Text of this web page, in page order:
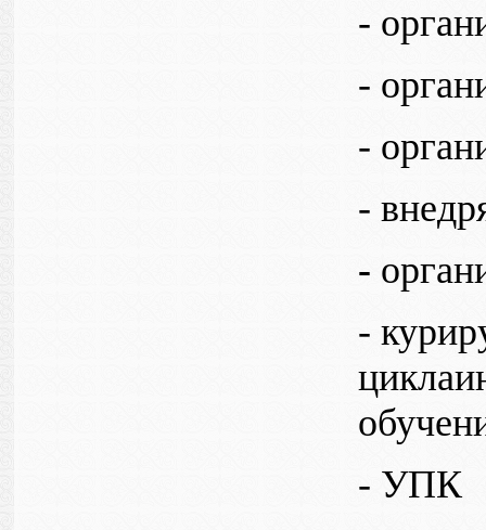
-
-
-
-
-
-
- УПК